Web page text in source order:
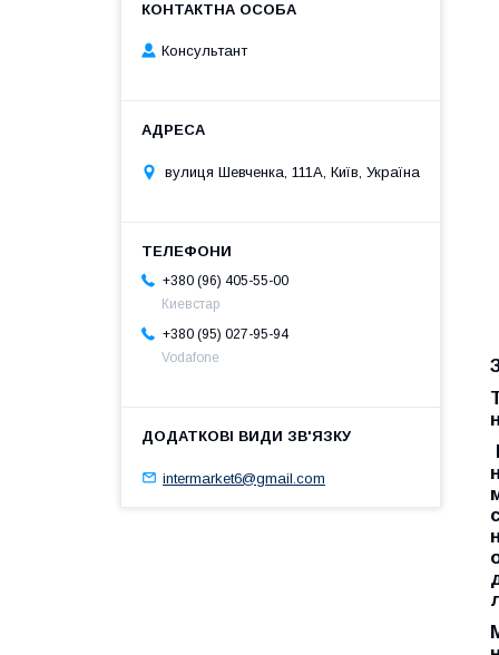
Консультант
вулиця Шевченка, 111A, Київ, Україна
+380 (96) 405-55-00
Киевстар
+380 (95) 027-95-94
Vodafone
intermarket6@gmail.com